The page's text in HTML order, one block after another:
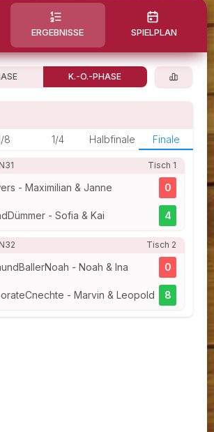
ERGEBNISSE SPIELPLAN
K.-O.-PHASE
8 1/4 Halbfinale Finale
Tisch 1
- Maximilian & Janne 0
- Sofia & Kai 4
Tisch 2
- Noah & Ina 0
- Marvin & Leopold 8